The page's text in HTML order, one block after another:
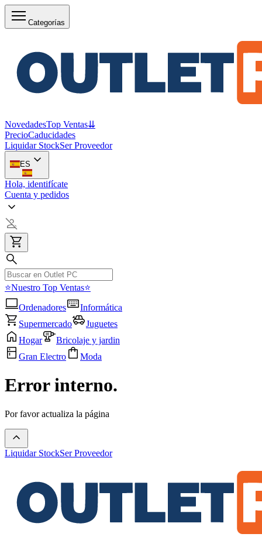
Categorías
NovedadesTop Ventas⇊
PrecioCaducidades
Liquidar StockSer Proveedor
ES
Hola, identifícate
Cuenta y pedidos
⭐Nuestro Top Ventas⭐
Ordenadores
Informática
Supermercado
Juguetes
Hogar
Bricolaje y jardin
Gran Electro
Moda
Error interno.
Por favor actualiza la página
Liquidar StockSer Proveedor